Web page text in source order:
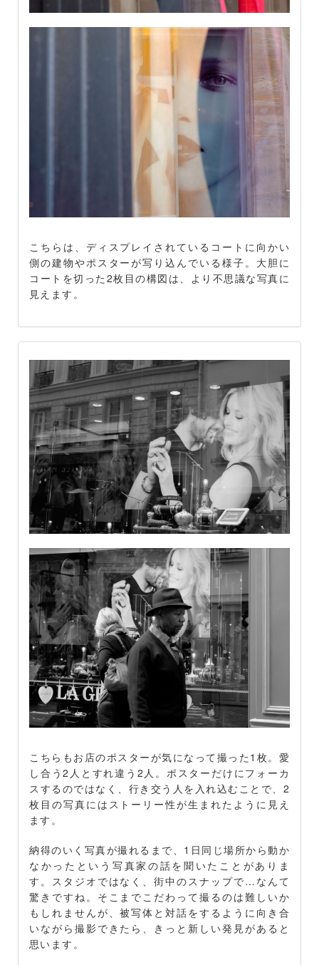
こちらは、ディスプレイされているコートに向かい
側の建物やポスターが写り込んでいる様子。大胆に
コートを切った2枚目の構図は、より不思議な写真に
見えます。
こちらもお店のポスターが気になって撮った1枚。愛
し合う2人とすれ違う2人。ポスターだけにフォーカ
スするのではなく、行き交う人を入れ込むことで、2
枚目の写真にはストーリー性が生まれたように見え
ます。
納得のいく写真が撮れるまで、1日同じ場所から動か
なかったという写真家の話を聞いたことがありま
す。スタジオではなく、街中のスナップで…なんて
驚きですね。そこまでこだわって撮るのは難しいか
もしれませんが、被写体と対話をするように向き合
いながら撮影できたら、きっと新しい発見があると
思います。